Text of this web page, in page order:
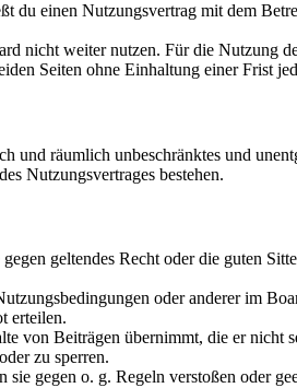
einen Nutzungsvertrag mit dem
nicht weiter nutzen. Für die Nutzung
Seiten ohne Einhaltung einer Frist
und räumlich unbeschränktes und
Nutzungsvertrages bestehen.
geltendes Recht oder die guten
oder anderer im
erteilen.
von Beiträgen übernimmt, die er nicht
zu sperren.
gegen o. g. Regeln verstoßen oder